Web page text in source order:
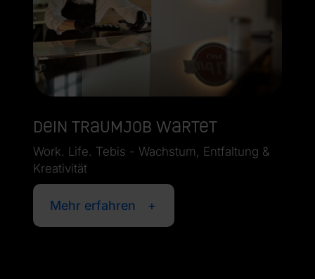
Dein Traumjob wartet
Work. Life. Tebis - Wachstum, Entfaltung &
Kreativität
Mehr erfahren